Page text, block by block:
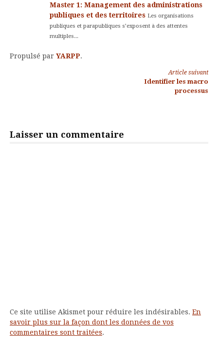
Master 1: Management des administrations
publiques et des territoires Les organisations
publiques et parapubliques s’exposent à des attentes
multiples...
Propulsé par YARPP.
Article suivant
Identifier les macro
processus
Laisser un commentaire
Ce site utilise Akismet pour réduire les indésirables. En
savoir plus sur la façon dont les données de vos
commentaires sont traitées.